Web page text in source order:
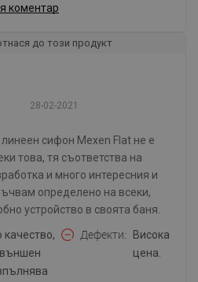
коментар
до този продукт
28-02-2021
сифон Mexen Flat не е
това, тя съответства на
и много интересния и
определено на всеки,
устройство в своята баня.
качество,
Дефекти
Висока
цена.